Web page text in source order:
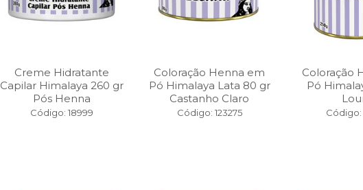
Creme Hidratante
Capilar Himalaya 260 gr
Pós Henna
Código: 18999
Coloração Henna em
Pó Himalaya Lata 80 gr
Castanho Claro
Código: 123275
Coloração
Pó
Código: